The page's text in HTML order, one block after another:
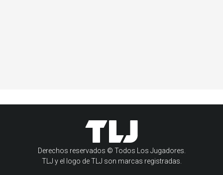
Derechos reservados © Todos Los Jugadores.
TLJ y el logo de TLJ son marcas registradas.